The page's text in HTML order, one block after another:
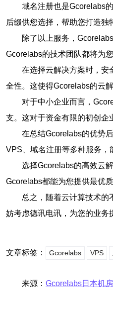
域名注册也是Gcorelabs
后缀供您选择，帮助您打造独
除了以上服务，
Gcorelabs的技术团队都将为
在选择云解决方案时，安
全性。这使得Gcorelabs的云
对于中小企业而言，
支。这对于资金有限的初创企
在总结Gcorelabs的优势
VPS、域名注册等多种服务
选择Gcorelabs的高效云
Gcorelabs都能为您提供最优质
总之，随着云计算技术的
妨考虑德讯电讯，为您的业务
文章标签： Gcorelabs VPS
来源： Gcorelabs日本机